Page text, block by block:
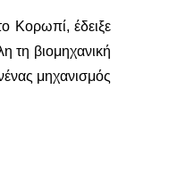
Κορωπί, έδειξε
τη βιομηχανική
μηχανισμός